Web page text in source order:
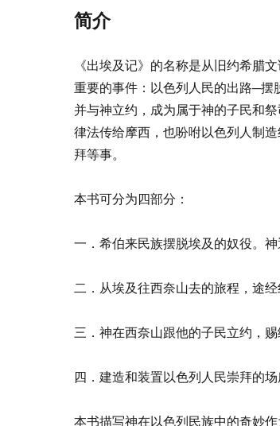
简介
《出埃及记》的名称是从旧约希腊
重要的事件：以色列人民的出路─摆
并与神立约，成为属于神的子民和
律法传给摩西，也吩咐以色列人制
拜等事。
本书可分为四部分：
一．希伯来民族摆脱埃及的奴役。
二．从埃及往西奈山去的旅程，途经
三．神在西奈山跟他的子民立约，
四．建造和装置以色列人民崇拜的
本书描写神在以色列民族中的奇妙